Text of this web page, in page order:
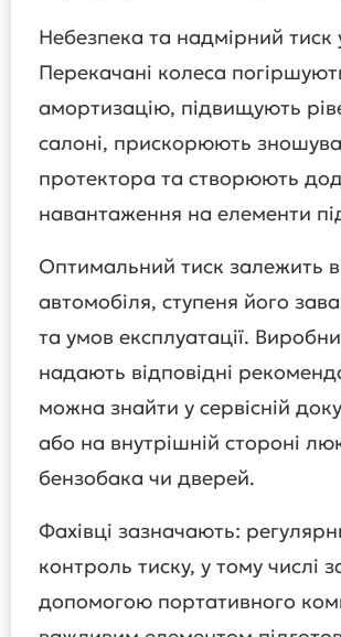
Небезпека та надмірний тиск
Перекачані колеса
амортизацію, підвищують
салоні, прискорюють
протектора та створюють
навантаження на елементи
Оптимальний тиск залежить
автомобіля, ступеня його
та умов експлуатації.
надають відповідні
можна знайти у сервісній
або на внутрішній стороні
бензобака чи дверей.
Фахівці зазначають:
контроль тиску, у тому числі
допомогою портативного